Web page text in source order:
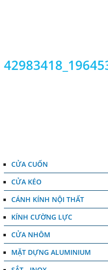
CỬA CUỐN
CỬA KÉO
CÁNH KÍNH NỘI THẤT
KÍNH CƯỜNG LỰC
CỬA NHÔM
MẶT DỰNG ALUMINIUM